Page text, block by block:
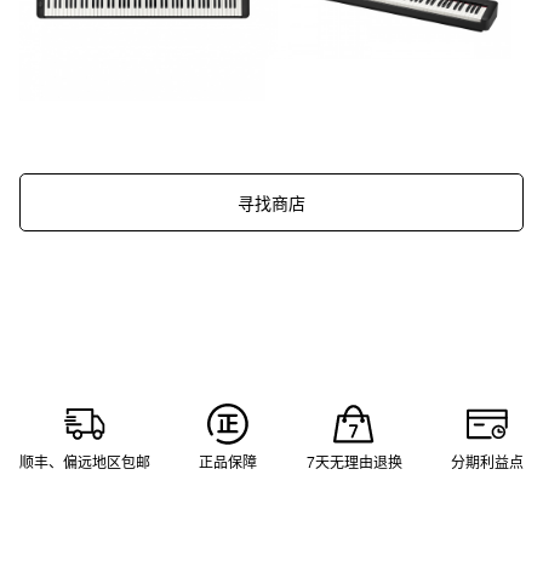
寻找商店
顺丰、偏远地区包邮 正品保障 7天无理由退换 分期利益点